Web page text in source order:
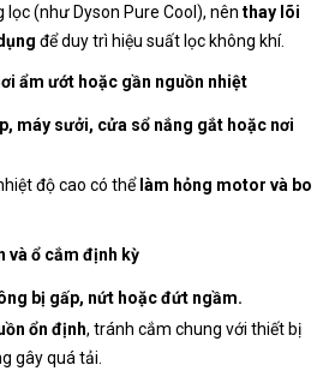
lọc (như Dyson Pure Cool), nên thay lõi
để duy trì hiệu suất lọc không khí.
ẩm ướt hoặc gần nguồn nhiệt
máy sưởi, cửa sổ nắng gắt hoặc nơi
độ cao có thể làm hỏng motor và bo
và ổ cắm định kỳ
bị gấp, nứt hoặc đứt ngầm.
ổn định, tránh cắm chung với thiết bị
gây quá tải.